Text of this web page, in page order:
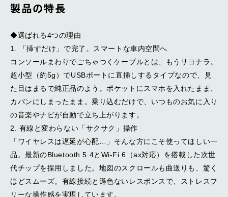
製品の特長
◆選ばれる4つの理由
1. 「挿すだけ」で完了。スマートな車内空間へ
コンソールまわりでごちゃつくケーブルとは、もうサヨナラ。
超小型（約5g）でUSBポートに直挿しするタイプなので、見
た目はまるで純正品のよう。ポケットにスマホを入れたまま、
カバンにしまったまま。乗り込むだけで、いつものお気に入り
の音楽やナビが自動で立ち上がります。
2. 有線と変わらない「サクサク」操作
「ワイヤレスは遅延が心配…」そんな方にこそ使ってほしい一
品。最新のBluetooth 5.4とWi-Fi 6（ax対応）を搭載した次世
代チップを採用しました。地図のスクロールも曲送りも、驚く
ほどスムーズ。有線接続と遜色ないレスポンスで、ストレスフ
リーな操作感を実現しています。